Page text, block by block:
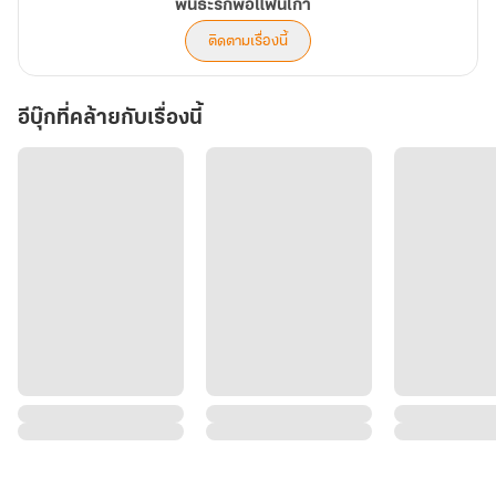
พันธะรักพ่อแฟนเก่า
ติดตามเรื่องนี้
อีบุ๊กที่คล้ายกับเรื่องนี้